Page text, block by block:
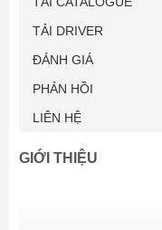
TẢI DRIVER
ĐÁNH GIÁ
PHẢN HỒI
LIÊN HỆ
GIỚI THIỆU